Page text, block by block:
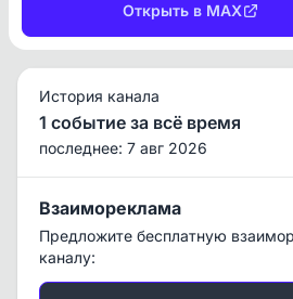
Открыть в MAX
История канала
1 событие за всё время
последнее: 7 авг 2026
Взаимореклама
Предложите бесплатную
каналу: